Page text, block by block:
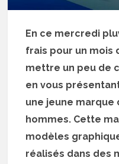
En ce mercredi
frais pour un mois
mettre un peu de
en vous
une jeune marque
hommes. Cette
modèles
réalisés dans des